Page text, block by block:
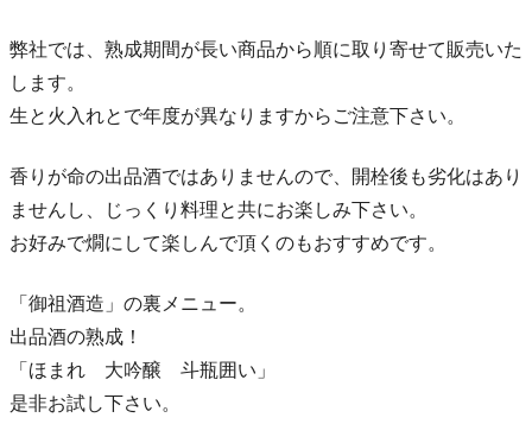
弊社では、熟成期間が長い商品から順に取り寄せて販売いた
します。
生と火入れとで年度が異なりますからご注意下さい。
香りが命の出品酒ではありませんので、開栓後も劣化はあり
ませんし、じっくり料理と共にお楽しみ下さい。
お好みで燗にして楽しんで頂くのもおすすめです。
「御祖酒造」の裏メニュー。
出品酒の熟成！
「ほまれ 大吟醸 斗瓶囲い」
是非お試し下さい。